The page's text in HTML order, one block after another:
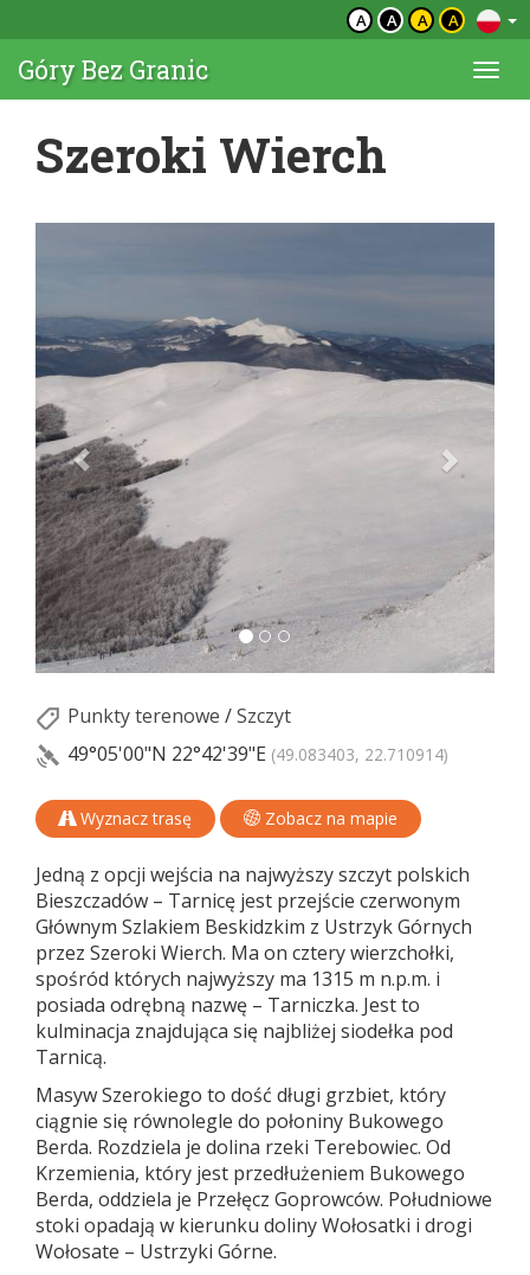
A A A A
Góry Bez Granic
Szeroki Wierch
Punkty terenowe /Szczyt
49°05'00"N 22°42'39"E (49.083403, 22.710914)
Wyznacz trasę Zobacz na mapie
Jedną z opcji wejścia na najwyższy szczyt polskich
Bieszczadów – Tarnicę jest przejście czerwonym
Głównym Szlakiem Beskidzkim z Ustrzyk Górnych
przez Szeroki Wierch. Ma on cztery wierzchołki,
spośród których najwyższy ma 1315 m n.p.m. i
posiada odrębną nazwę – Tarniczka. Jest to
kulminacja znajdująca się najbliżej siodełka pod
Tarnicą.
Masyw Szerokiego to dość długi grzbiet, który
ciągnie się równolegle do połoniny Bukowego
Berda. Rozdziela je dolina rzeki Terebowiec. Od
Krzemienia, który jest przedłużeniem Bukowego
Berda, oddziela je Przełęcz Goprowców. Południowe
stoki opadają w kierunku doliny Wołosatki i drogi
Wołosate – Ustrzyki Górne.